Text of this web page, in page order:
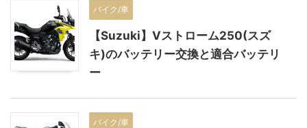
バイク/車
【Suzuki】Vストローム250(スズ
キ)のバッテリー交換と適合バッテリ
ー
バイク/車